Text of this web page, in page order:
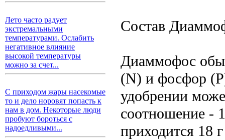
Лето часто радует
экстремальными
температурами. Ослабить
негативное влияние
высокой температуры
можно за счет...
С приходом жары насекомые
то и дело норовят попасть к
нам в дом. Некоторые люди
пробуют бороться с
надоедливыми...
Состав
Диаммофос
(N) и фосфор
удобрении
соотношение -
приходится 18